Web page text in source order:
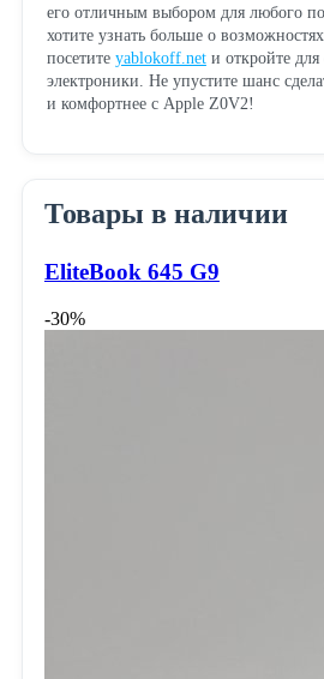
его отличным выбором для любого
хотите узнать больше о возможностях
посетите yablokoff.netи откройте для
электроники. Не упустите шанс
и комфортнее с Apple Z0V2!
Товары в наличии
EliteBook 645 G9
-30%